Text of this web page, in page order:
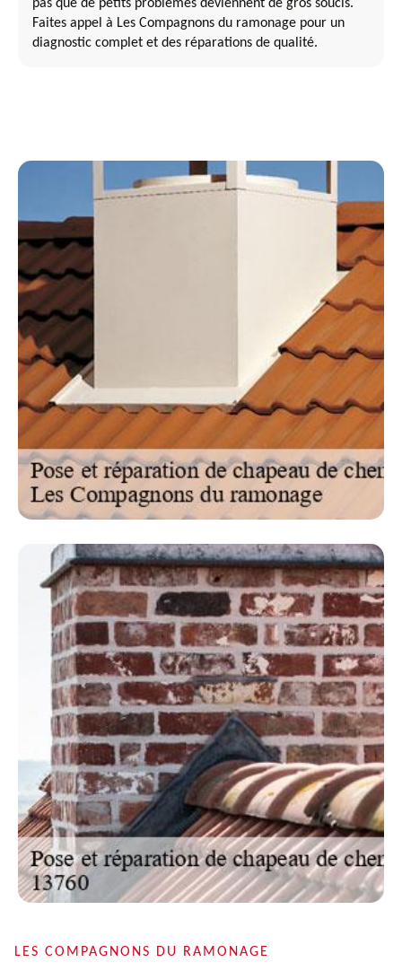
pas que de petits problèmes deviennent de gros soucis.
Faites appel à Les Compagnons du ramonage pour un
diagnostic complet et des réparations de qualité.
LES COMPAGNONS DU RAMONAGE